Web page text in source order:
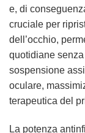
e, di
cruciale per
dell’occhio,
quotidiane
sospensione
oculare,
terapeutica del
La potenza